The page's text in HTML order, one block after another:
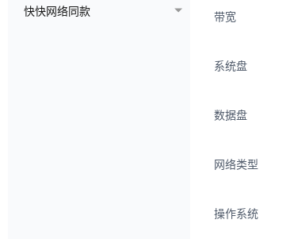
快快网络同款 带宽
系统盘
数据盘
网络类型
操作系统